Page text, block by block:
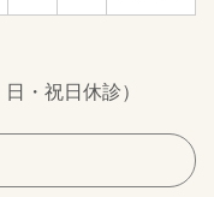
・祝日休診）